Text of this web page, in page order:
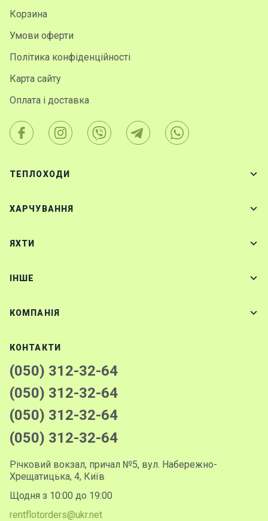
Корзина
Умови оферти
Політика конфіденційності
Карта сайту
Оплата і доставка
ТЕПЛОХОДИ
ХАРЧУВАННЯ
ЯХТИ
IНШЕ
КОМПАНІЯ
КОНТАКТИ
(050) 312-32-64
(050) 312-32-64
(050) 312-32-64
(050) 312-32-64
Річковий вокзал, причал №5, вул. Набережно-
Хрещатицька, 4, Київ
Щодня з 10:00 до 19:00
rentflotorders@ukr.net
відпочи
нку
нкові
сертифі
Розваг
янки
Відгуки
Контакт